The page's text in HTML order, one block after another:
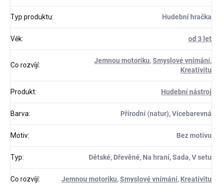
Typ produktu: Hudební hračka
Věk: od 3 let
Co rozvíjí:
Jemnou motoriku,Smyslové vnímání,
Kreativitu
Produkt: Hudební nástroj
Barva: Přírodní (natur), Vícebarevná
Motiv: Bez motivu
Typ: Dětské, Dřevěné, Na hraní, Sada, V setu
Co rozvíjí: Jemnou motoriku,Smyslové vnímání, Kreativitu